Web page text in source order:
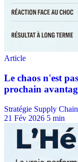
Stratégie Supply Chain
21 Fév 2026 5 min